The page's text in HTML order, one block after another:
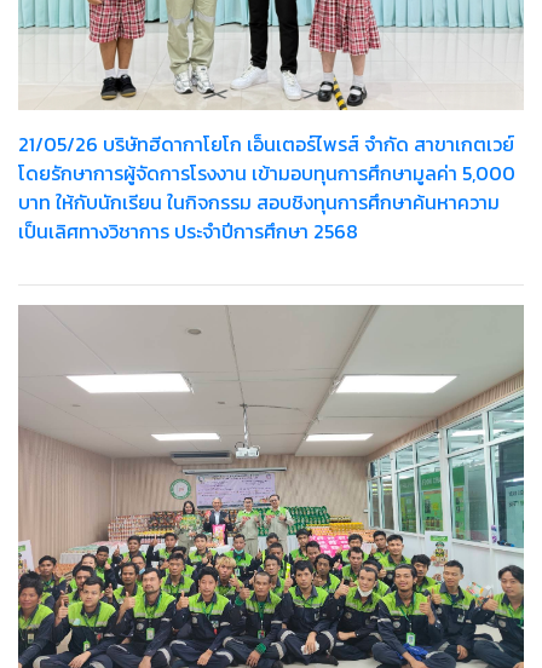
21/05/26 บริษัทฮีดากาโยโก เอ็นเตอร์ไพรส์ จำกัด สาขาเกตเวย์
โดยรักษาการผู้จัดการโรงงาน เข้ามอบทุนการศึกษามูลค่า 5,000
บาท ให้กับนักเรียน ในกิจกรรม สอบชิงทุนการศึกษาค้นหาความ
เป็นเลิศทางวิชาการ ประจำปีการศึกษา 2568